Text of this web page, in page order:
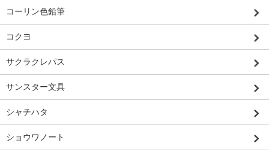
コーリン色鉛筆
コクヨ
サクラクレパス
サンスター文具
シャチハタ
ショウワノート